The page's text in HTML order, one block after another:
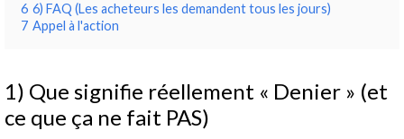
6 6) FAQ (Les acheteurs les demandent tous les jours)
7 Appel à l'action
1) Que signifie réellement « Denier » (et
ce que ça ne fait PAS)